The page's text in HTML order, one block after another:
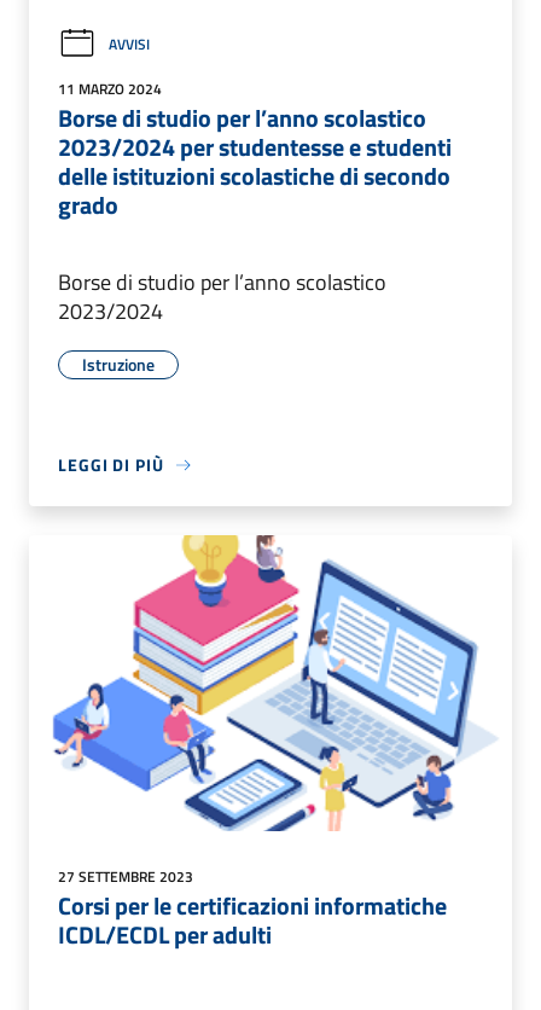
AVVISI
11 MARZO 2024
Borse di studio per l’anno scolastico
2023/2024 per studentesse e studenti
delle istituzioni scolastiche di secondo
grado
Borse di studio per l’anno scolastico
2023/2024
Istruzione
LEGGI DI PIÙ
27 SETTEMBRE 2023
Corsi per le certificazioni informatiche
ICDL/ECDL per adulti